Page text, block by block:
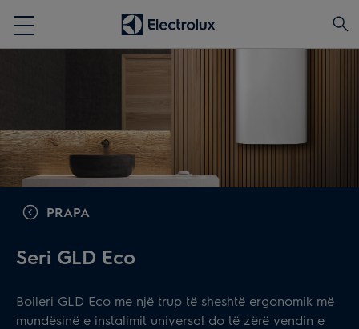
PRAPA
Seri GLD Eco
Boileri GLD Eco me një trup të sheshtë ergonomik më
mundësinë e instalimit universal do të zërë vendin e